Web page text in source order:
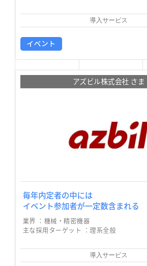
導入サービス
イベント
アズビル株式会社 さま
毎年内定者の中には
イベント参加者が一定数含まれる
業界 ： 機械・精密機器
主な採用ターゲット ：理系全般
導入サービス